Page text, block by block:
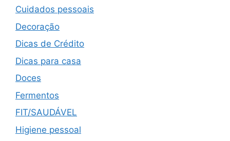
Cuidados pessoais
Decoração
Dicas de Crédito
Dicas para casa
Doces
Fermentos
FIT/SAUDÁVEL
Higiene pessoal